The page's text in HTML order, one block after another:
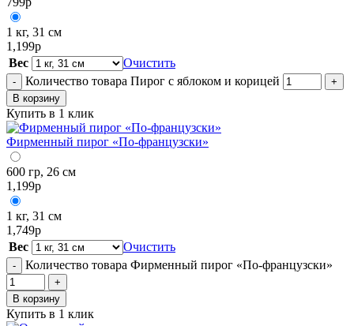
1 кг, 31 см
1,199р
Вес
Очистить
- Количество товара Пирог с яблоком и корицей
+
В корзину
Купить в 1 клик
Фирменный пирог «По-французски»
600 гр, 26 см
1,199р
1 кг, 31 см
1,749р
Вес
Очистить
- Количество товара Фирменный пирог «По-французски»
+
В корзину
Купить в 1 клик